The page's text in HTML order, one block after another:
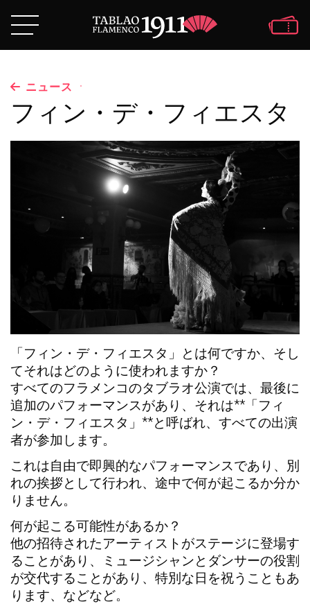
ニュース ·
フィン・デ・フィエスタ
「フィン・デ・フィエスタ」とは何ですか、そし
てそれはどのように使われますか？
すべてのフラメンコのタブラオ公演では、最後に
追加のパフォーマンスがあり、それは**「フィ
ン・デ・フィエスタ」**と呼ばれ、すべての出演
者が参加します。
これは自由で即興的なパフォーマンスであり、別
れの挨拶として行われ、途中で何が起こるか分か
りません。
何が起こる可能性があるか？
他の招待されたアーティストがステージに登場す
ることがあり、ミュージシャンとダンサーの役割
が交代することがあり、特別な日を祝うこともあ
ります、などなど。